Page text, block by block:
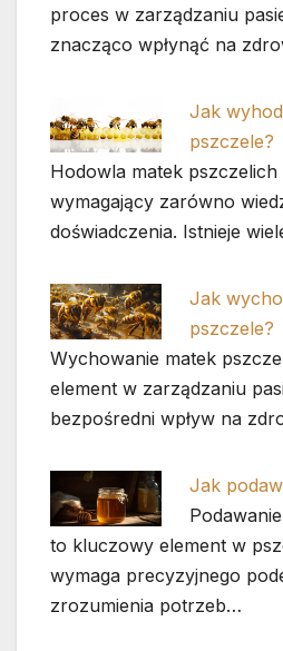
proces w zarządzaniu
znacząco wpłynąć na
Jak
pszczele?
Hodowla matek
wymagający zarówno
doświadczenia. Istnieje
Jak
pszczele?
Wychowanie matek
element w zarządzaniu
bezpośredni wpływ na
Jak
to kluczowy element w
wymaga precyzyjnego
zrozumienia potrzeb…